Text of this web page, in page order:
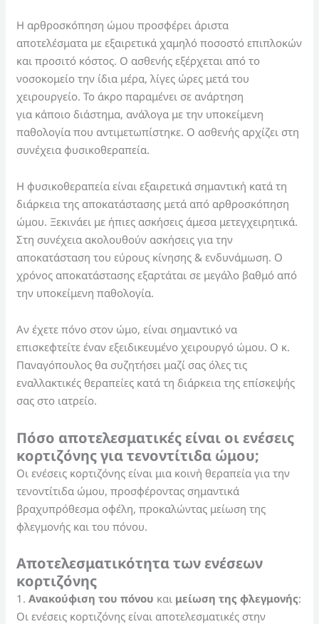
Η αρθροσκόπηση ώμου προσφέρει άριστα
αποτελέσματα με εξαιρετικά χαμηλό ποσοστό επιπλοκών
και προσιτό κόστος. Ο ασθενής εξέρχεται από το
νοσοκομείο την ίδια μέρα, λίγες ώρες μετά του
χειρουργείο. Το άκρο παραμένει σε ανάρτηση
για κάποιο διάστημα, ανάλογα με την υποκείμενη
παθολογία που αντιμετωπίστηκε. Ο ασθενής αρχίζει στη
συνέχεια φυσικοθεραπεία.
Η φυσικοθεραπεία είναι εξαιρετικά σημαντική κατά τη
διάρκεια της αποκατάστασης μετά από αρθροσκόπηση
ώμου. Ξεκινάει με ήπιες ασκήσεις άμεσα μετεγχειρητικά.
Στη συνέχεια ακολουθούν ασκήσεις για την
αποκατάσταση του εύρους κίνησης & ενδυνάμωση. Ο
χρόνος αποκατάστασης εξαρτάται σε μεγάλο βαθμό από
την υποκείμενη παθολογία.
Αν έχετε πόνο στον ώμο, είναι σημαντικό να
επισκεφτείτε έναν εξειδικευμένο χειρουργό ώμου. Ο κ.
Παναγόπουλος θα συζητήσει μαζί σας όλες τις
εναλλακτικές θεραπείες κατά τη διάρκεια της επίσκεψής
σας στο ιατρείο.
Πόσο αποτελεσματικές είναι οι ενέσεις
κορτιζόνης για τενοντίτιδα ώμου;
Οι ενέσεις κορτιζόνης είναι μια κοινή θεραπεία για την
τενοντίτιδα ώμου, προσφέροντας σημαντικά
βραχυπρόθεσμα οφέλη, προκαλώντας μείωση της
φλεγμονής και του πόνου.
Αποτελεσματικότητα των ενέσεων
κορτιζόνης
1.Ανακούφιση του πόνου και μείωση της φλεγμονής:
Οι ενέσεις κορτιζόνης είναι αποτελεσματικές στην